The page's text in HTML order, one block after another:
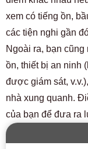
xem có tiếng ồn,
các tiện nghi gần
Ngoài ra, bạn
ồn, thiết bị an ninh
được giám sát,
nhà xung quanh.
của bạn để đưa ra